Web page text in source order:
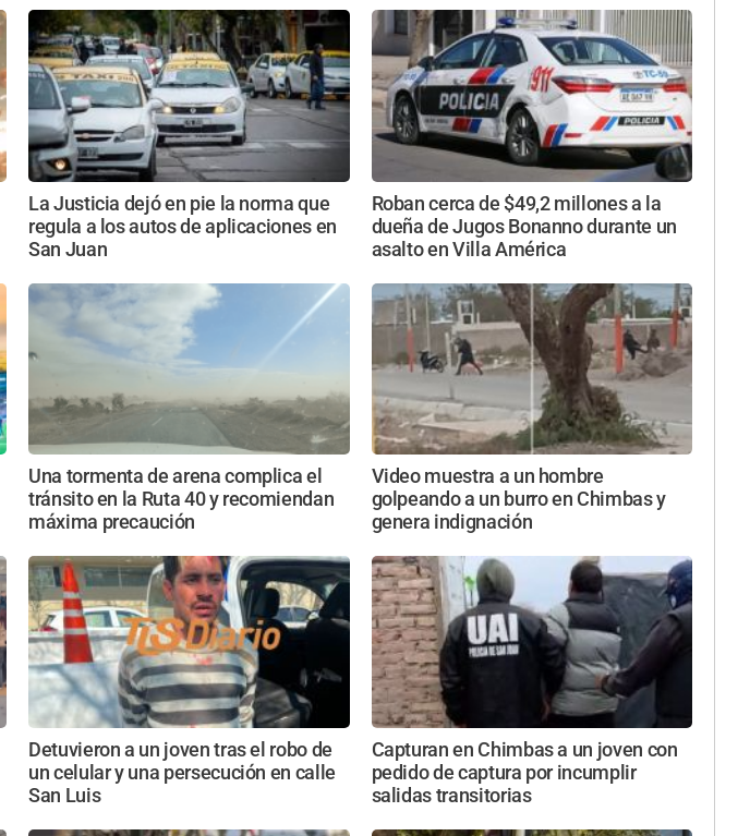
La Justicia dejó en pie la norma que
regula a los autos de aplicaciones en
San Juan
Roban cerca de $49,2 millones a la
dueña de Jugos Bonanno durante un
asalto en Villa América
Una tormenta de arena complica el
tránsito en la Ruta 40 y recomiendan
máxima precaución
Video muestra a un hombre
golpeando a un burro en Chimbas y
genera indignación
Detuvieron a un joven tras el robo de
un celular y una persecución en calle
San Luis
Capturan en Chimbas a un joven con
pedido de captura por incumplir
salidas transitorias